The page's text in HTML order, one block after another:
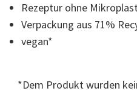
Rezeptur ohne
Verpackung aus 71%
vegan*
*Dem Produkt wurden